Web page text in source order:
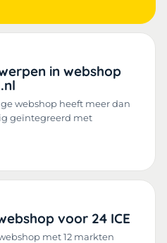
in webshop
webshop heeft meer dan
geïntegreerd met
voor 24 ICE
met 12 markten